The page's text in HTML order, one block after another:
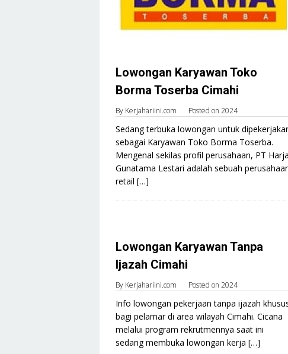
Lowongan Karyawan Toko
Borma Toserba Cimahi
By Kerjahariini.com Posted on 2024
Sedang terbuka lowongan untuk
sebagai Karyawan Toko Borma Toserba.
Mengenal sekilas profil perusahaan, PT Harja
Gunatama Lestari adalah sebuah
retail […]
Lowongan Karyawan Tanpa
Ijazah Cimahi
By Kerjahariini.com Posted on 2024
Info lowongan pekerjaan tanpa ijazah
bagi pelamar di area wilayah Cimahi. Cicana
melalui program rekrutmennya saat ini
sedang membuka lowongan kerja […]